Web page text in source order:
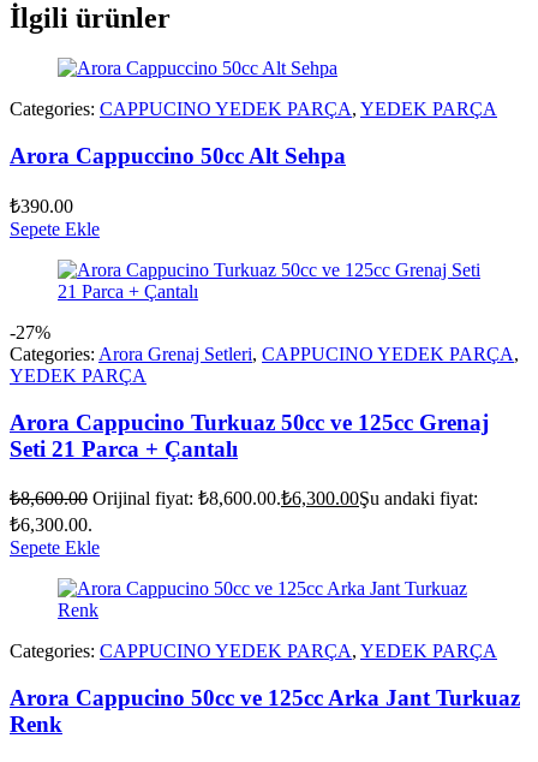
İlgili ürünler
Categories: CAPPUCINO YEDEK PARÇA, YEDEK PARÇA
Arora Cappuccino 50cc Alt Sehpa
₺390.00
Sepete Ekle
-27%
Categories: Arora Grenaj Setleri, CAPPUCINO YEDEK PARÇA,
YEDEK PARÇA
Arora Cappucino Turkuaz 50cc ve 125cc Grenaj
Seti 21 Parca + Çantalı
₺8,600.00 Orijinal fiyat: ₺8,600.00.₺6,300.00Şu andaki fiyat:
₺6,300.00.
Sepete Ekle
Categories: CAPPUCINO YEDEK PARÇA, YEDEK PARÇA
Arora Cappucino 50cc ve 125cc Arka Jant Turkuaz
Renk